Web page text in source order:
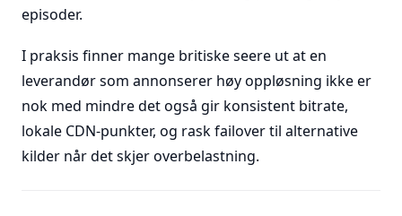
episoder.
I praksis finner mange britiske seere ut at en
leverandør som annonserer høy oppløsning ikke er
nok med mindre det også gir konsistent bitrate,
lokale CDN-punkter, og rask failover til alternative
kilder når det skjer overbelastning.